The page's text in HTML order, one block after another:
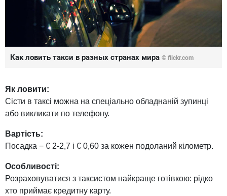
Как ловить такси в разных странах мира © flickr.com
Як ловити:
Сісти в таксі можна на спеціально обладнаній зупинці
або викликати по телефону.
Вартість:
Посадка − € 2-2,7 і € 0,60 за кожен подоланий кілометр.
Особливості:
Розраховуватися з таксистом найкраще готівкою: рідко
хто приймає кредитну карту.